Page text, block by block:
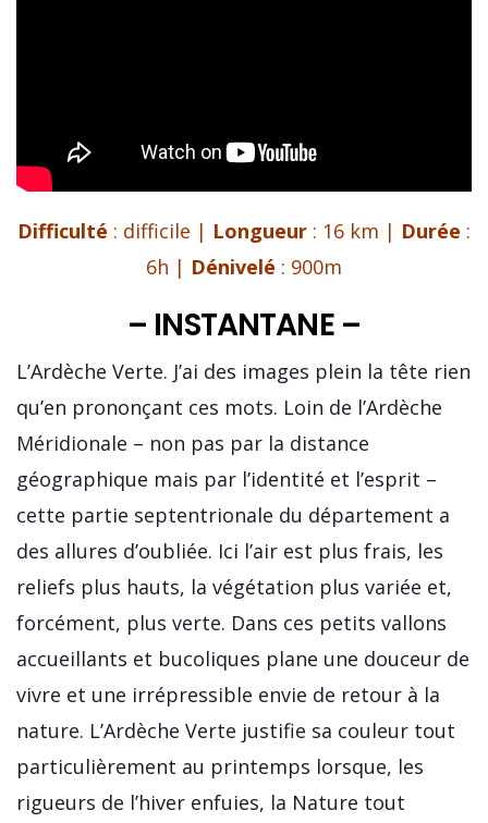
Difficulté : difficile | Longueur : 16 km | Durée :
6h | Dénivelé : 900m
– INSTANTANE –
L’Ardèche Verte. J’ai des images plein la tête rien
qu’en prononçant ces mots. Loin de l’Ardèche
Méridionale – non pas par la distance
géographique mais par l’identité et l’esprit –
cette partie septentrionale du département a
des allures d’oubliée. Ici l’air est plus frais, les
reliefs plus hauts, la végétation plus variée et,
forcément, plus verte. Dans ces petits vallons
accueillants et bucoliques plane une douceur de
vivre et une irrépressible envie de retour à la
nature. L’Ardèche Verte justifie sa couleur tout
particulièrement au printemps lorsque, les
rigueurs de l’hiver enfuies, la Nature tout